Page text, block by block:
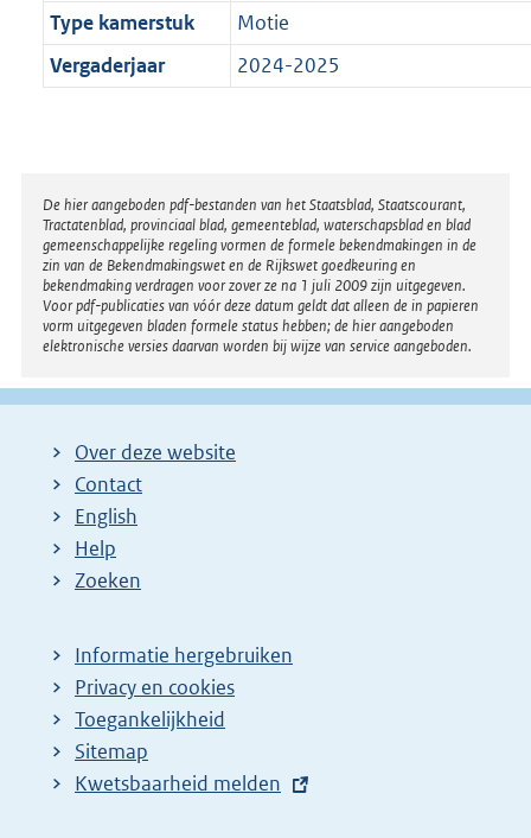
Type kamerstuk
Motie
Vergaderjaar
2024-2025
Disclaimer
De hier aangeboden pdf-bestanden van het Staatsblad, Staatscourant,
Tractatenblad, provinciaal blad, gemeenteblad, waterschapsblad en blad
gemeenschappelijke regeling vormen de formele bekendmakingen in de
zin van de Bekendmakingswet en de Rijkswet goedkeuring en
bekendmaking verdragen voor zover ze na 1 juli 2009 zijn uitgegeven.
Voor pdf-publicaties van vóór deze datum geldt dat alleen de in papieren
vorm uitgegeven bladen formele status hebben; de hier aangeboden
elektronische versies daarvan worden bij wijze van service aangeboden.
Over deze website
Contact
English
Help
Zoeken
Informatie hergebruiken
Privacy en cookies
Toegankelijkheid
Sitemap
E
Kwetsbaarheid melden